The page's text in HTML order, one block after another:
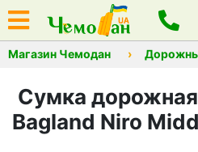
Магазин Чемодан
Сумка
Bagland Niro